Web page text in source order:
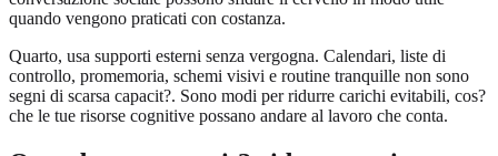
quando vengono praticati con costanza.
Quarto, usa supporti esterni senza vergogna. Calendari, liste di
controllo, promemoria, schemi visivi e routine tranquille non sono
segni di scarsa capacit?. Sono modi per ridurre carichi evitabili, cos?
che le tue risorse cognitive possano andare al lavoro che conta.